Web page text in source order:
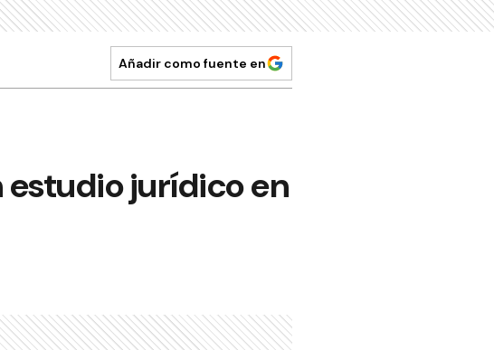
Añadir como fuente en
estudio jurídico en